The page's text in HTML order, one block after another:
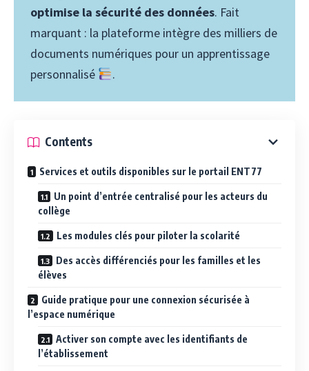
optimise la sécurité des données. Fait
marquant : la plateforme intègre des milliers de
documents numériques pour un apprentissage
personnalisé
.
Contents
Services et outils disponibles sur le portail ENT77
Un point d’entrée centralisé pour les acteurs du
collège
Les modules clés pour piloter la scolarité
Des accès différenciés pour les familles et les
élèves
Guide pratique pour une connexion sécurisée à
l’espace numérique
Activer son compte avec les identifiants de
l’établissement